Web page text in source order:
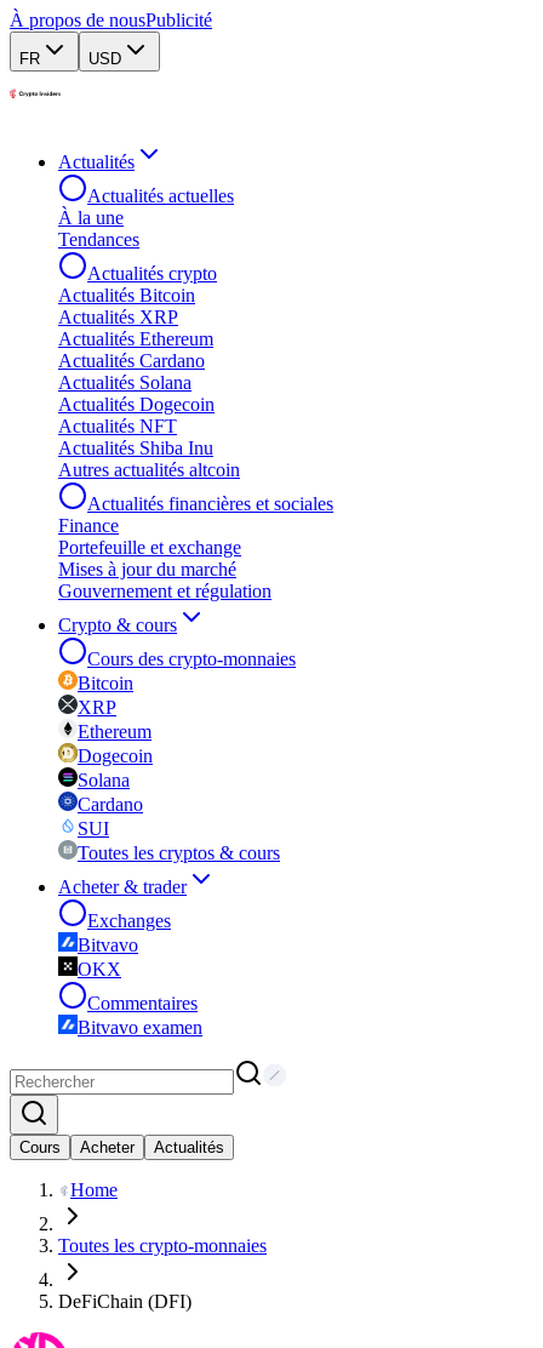
À propos de nousPublicité
FR USD
Actualités
Actualités actuelles
À la une
Tendances
Actualités crypto
Actualités Bitcoin
Actualités XRP
Actualités Ethereum
Actualités Cardano
Actualités Solana
Actualités Dogecoin
Actualités NFT
Actualités Shiba Inu
Autres actualités altcoin
Actualités financières et sociales
Finance
Portefeuille et exchange
Mises à jour du marché
Gouvernement et régulation
Crypto & cours
Cours des crypto-monnaies
Bitcoin
XRP
Ethereum
Dogecoin
Solana
Cardano
SUI
Toutes les cryptos & cours
Acheter & trader
Exchanges
Bitvavo
OKX
Commentaires
Bitvavo examen
Cours Acheter Actualités
Home
Toutes les crypto-monnaies
DeFiChain (DFI)